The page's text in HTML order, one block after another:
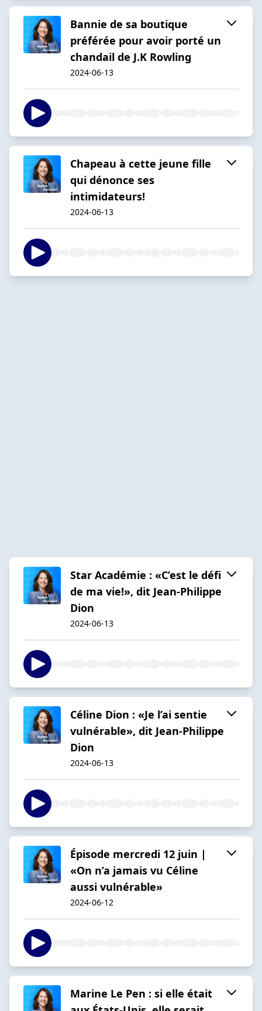
Bannie de sa boutique
préférée pour avoir porté un
chandail de J.K Rowling
2024-06-13
Chapeau à cette jeune fille
qui dénonce ses
intimidateurs!
2024-06-13
Star Académie : «C’est le défi
de ma vie!», dit Jean-Philippe
Dion
2024-06-13
Céline Dion : «Je l’ai sentie
vulnérable», dit Jean-Philippe
Dion
2024-06-13
Épisode mercredi 12 juin |
«On n’a jamais vu Céline
aussi vulnérable»
2024-06-12
Marine Le Pen : si elle était